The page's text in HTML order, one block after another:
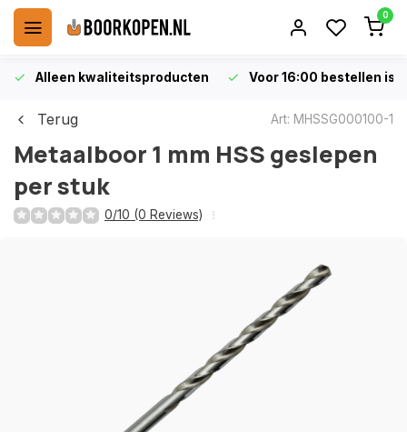
0
Alleen kwaliteitsproducten Voor 16:00 bestellen is
Terug Art: MHSSG000100-1
Metaalboor 1 mm HSS geslepen
per stuk
0/10 (0 Reviews)